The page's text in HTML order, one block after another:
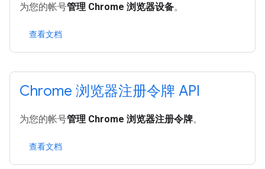
为您的帐号管理 Chrome 浏览器设备。
查看文档
Chrome 浏览器注册令牌 API
为您的帐号管理 Chrome 浏览器注册令牌。
查看文档